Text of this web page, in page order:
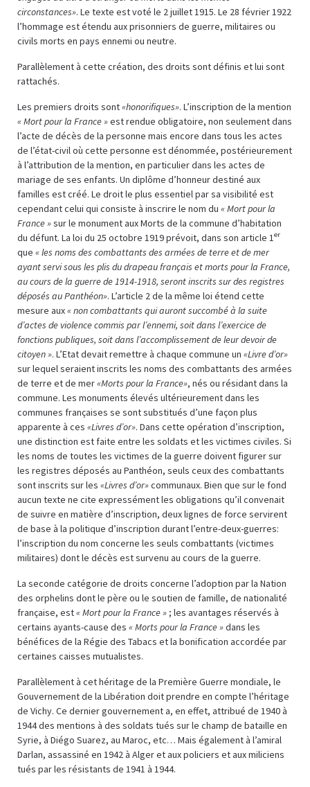
circonstances». Le texte est voté le 2 juillet 1915. Le 28 février 1922
l’hommage est étendu aux prisonniers de guerre, militaires ou
civils morts en pays ennemi ou neutre.
Parallèlement à cette création, des droits sont définis et lui sont
rattachés.
Les premiers droits sont«honorifiques». L’inscription de la mention
« Mort pour la France »est rendue obligatoire, non seulement dans
l’acte de décès de la personne mais encore dans tous les actes
de l’état-civil où cette personne est dénommée, postérieurement
à l’attribution de la mention, en particulier dans les actes de
mariage de ses enfants. Un diplôme d’honneur destiné aux
familles est créé. Le droit le plus essentiel par sa visibilité est
cependant celui qui consiste à inscrire le nom du « Mort pour la
France »sur le monument aux Morts de la commune d’habitation
du défunt. La loi du 25 octobre 1919 prévoit, dans son article 1 er
que « les noms des combattants des armées de terre et de mer
ayant servi sous les plis du drapeau français et morts pour la France,
au cours de la guerre de 1914-1918, seront inscrits sur des registres
déposés au Panthéon». L’article 2 de la même loi étend cette
mesure aux« non combattants qui auront succombé à la suite
d’actes de violence commis par l’ennemi, soit dans l’exercice de
fonctions publiques, soit dans l’accomplissement de leur devoir de
citoyen ». L’Etat devait remettre à chaque commune un «Livre d’or»
sur lequel seraient inscrits les noms des combattants des armées
de terre et de mer«Morts pour la France», nés ou résidant dans la
commune. Les monuments élevés ultérieurement dans les
communes françaises se sont substitués d’une façon plus
apparente à ces «Livres d’or». Dans cette opération d’inscription,
une distinction est faite entre les soldats et les victimes civiles. Si
les noms de toutes les victimes de la guerre doivent figurer sur
les registres déposés au Panthéon, seuls ceux des combattants
sont inscrits sur les «Livres d’or»communaux. Bien que sur le fond
aucun texte ne cite expressément les obligations qu’il convenait
de suivre en matière d’inscription, deux lignes de force servirent
de base à la politique d’inscription durant l’entre-deux-guerres:
l’inscription du nom concerne les seuls combattants (victimes
militaires) dont le décès est survenu au cours de la guerre.
La seconde catégorie de droits concerne l’adoption par la Nation
des orphelins dont le père ou le soutien de famille, de nationalité
française, est« Mort pour la France » ; les avantages réservés à
certains ayants-cause des « Morts pour la France »dans les
bénéfices de la Régie des Tabacs et la bonification accordée par
certaines caisses mutualistes.
Parallèlement à cet héritage de la Première Guerre mondiale, le
Gouvernement de la Libération doit prendre en compte l’héritage
de Vichy. Ce dernier gouvernement a, en effet, attribué de 1940 à
1944 des mentions à des soldats tués sur le champ de bataille en
Syrie, à Diégo Suarez, au Maroc, etc… Mais également à l’amiral
Darlan, assassiné en 1942 à Alger et aux policiers et aux miliciens
tués par les résistants de 1941 à 1944.